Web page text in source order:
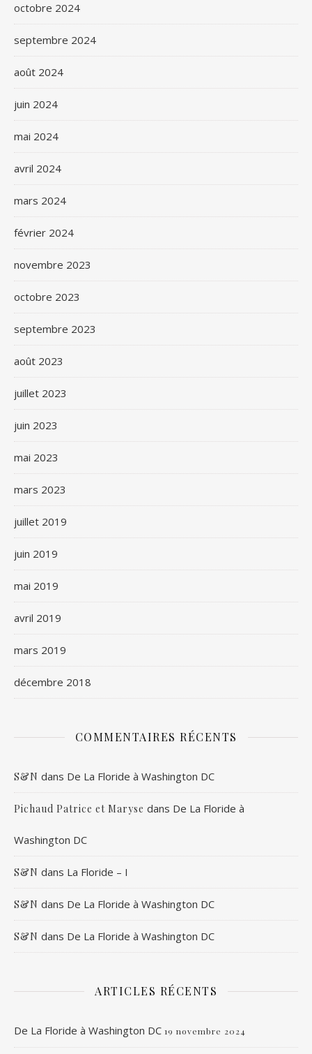
octobre 2024
septembre 2024
août 2024
juin 2024
mai 2024
avril 2024
mars 2024
février 2024
novembre 2023
octobre 2023
septembre 2023
août 2023
juillet 2023
juin 2023
mai 2023
mars 2023
juillet 2019
juin 2019
mai 2019
avril 2019
mars 2019
décembre 2018
COMMENTAIRES RÉCENTS
S&N dans De La Floride à Washington DC
Pichaud Patrice et Maryse dans De La Floride à
Washington DC
S&N dans La Floride – I
S&N dans De La Floride à Washington DC
S&N dans De La Floride à Washington DC
ARTICLES RÉCENTS
De La Floride à Washington DC 19 novembre 2024